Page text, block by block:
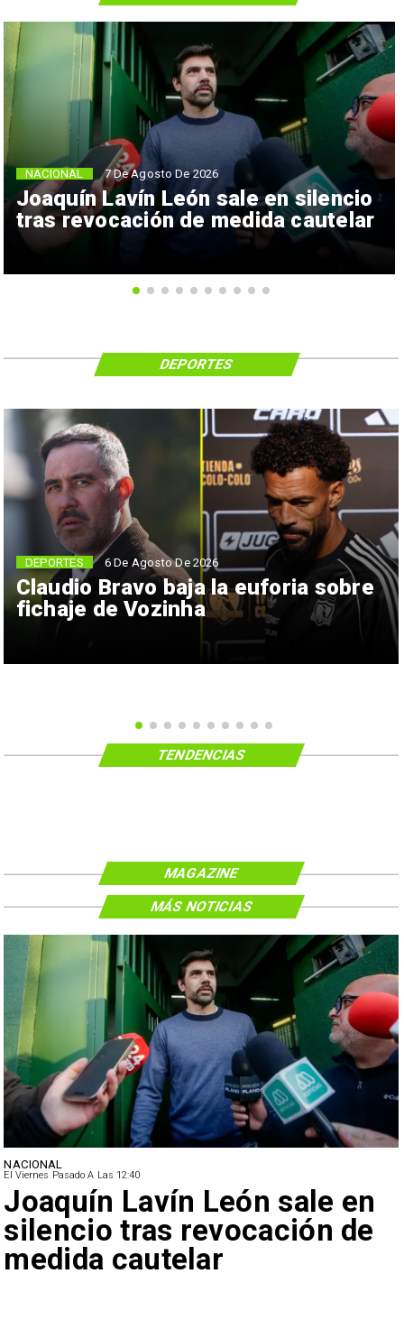
Joaquín Lavín León sale en silencio
tras revocación de medida cautelar
NACIONAL 7 De Agosto De 2026
Claudio Bravo baja la euforia sobre
fichaje de Vozinha
DEPORTES 6 De Agosto De 2026
DEPORTES
TENDENCIAS
MAGAZINE
NACIONAL
El Viernes Pasado A Las 12:40
Joaquín Lavín León sale en
silencio tras revocación de
medida cautelar
MÁS NOTICIAS